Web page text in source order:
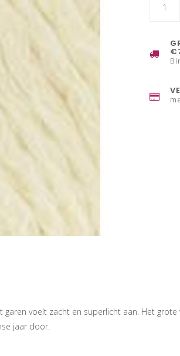
voelt zacht en superlicht aan. Het
jaar door.